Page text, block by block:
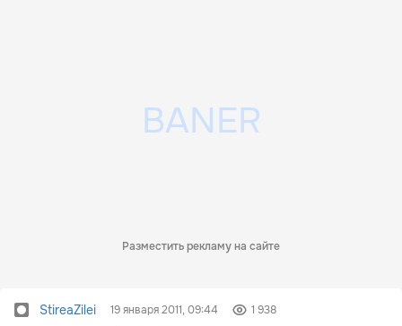
Разместить рекламу на сайте
StireaZilei 19 января 2011, 09:44 1 938